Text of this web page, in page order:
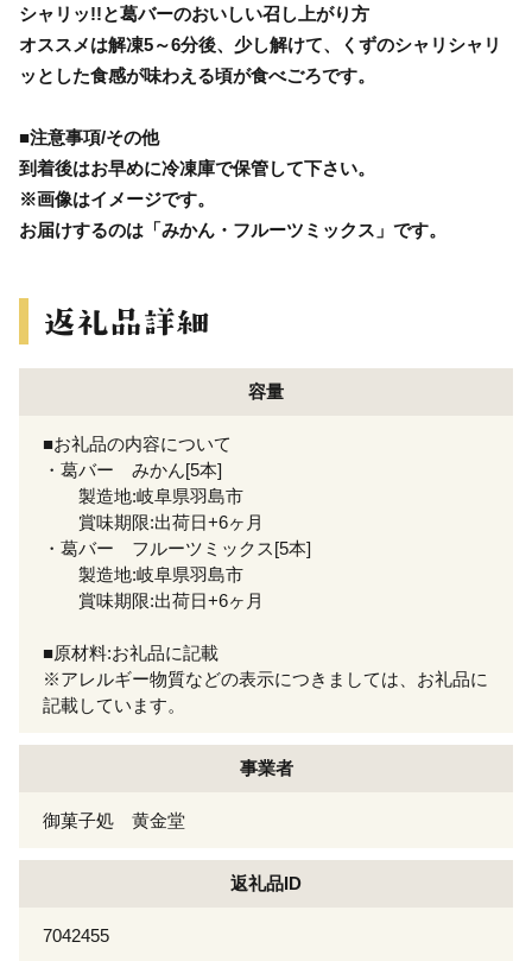
シャリッ!!と葛バーのおいしい召し上がり方
オススメは解凍5～6分後、少し解けて、くずのシャリシャリ
ッとした食感が味わえる頃が食べごろです。
■注意事項/その他
到着後はお早めに冷凍庫で保管して下さい。
※画像はイメージです。
お届けするのは「みかん・フルーツミックス」です。
容量
■お礼品の内容について
・葛バー みかん[5本]
製造地:岐阜県羽島市
賞味期限:出荷日+6ヶ月
・葛バー フルーツミックス[5本]
製造地:岐阜県羽島市
賞味期限:出荷日+6ヶ月
■原材料:お礼品に記載
※アレルギー物質などの表示につきましては、お礼品に
記載しています。
事業者
御菓子処 黄金堂
返礼品ID
7042455